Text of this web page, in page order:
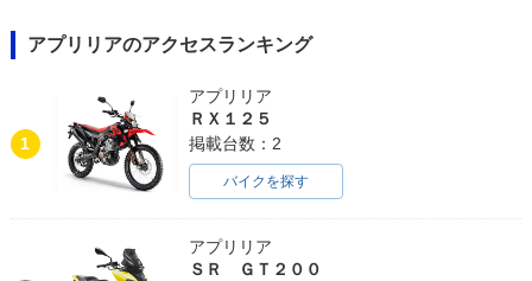
アプリリアのアクセスランキング
1
アプリリア
ＲＸ１２５
掲載台数：2
バイクを探す
アプリリア
ＳＲ ＧＴ２００